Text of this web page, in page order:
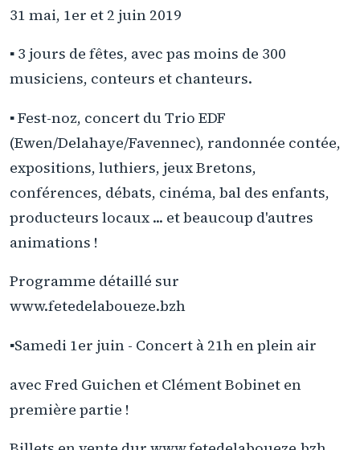
31 mai, 1er et 2 juin 2019
▪️ 3 jours de fêtes, avec pas moins de 300
musiciens, conteurs et chanteurs.
▪️ Fest-noz, concert du Trio EDF
(Ewen/Delahaye/Favennec), randonnée contée,
expositions, luthiers, jeux Bretons,
conférences, débats, cinéma, bal des enfants,
producteurs locaux ... et beaucoup d'autres
animations !
Programme détaillé sur
www.fetedelaboueze.bzh
▪️Samedi 1er juin - Concert à 21h en plein air
avec Fred Guichen et Clément Bobinet en
première partie !